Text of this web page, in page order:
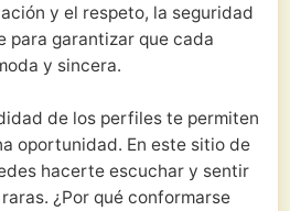
y el respeto, la seguridad
para garantizar que cada
y sincera.
de los perfiles te permiten
oportunidad. En este sitio de
hacerte escuchar y sentir
¿Por qué conformarse